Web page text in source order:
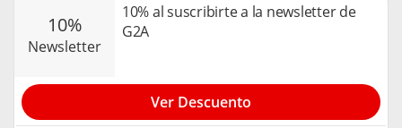
10%
newsletter
10% al suscribirte a la newsletter de
G2A
Ver Descuento